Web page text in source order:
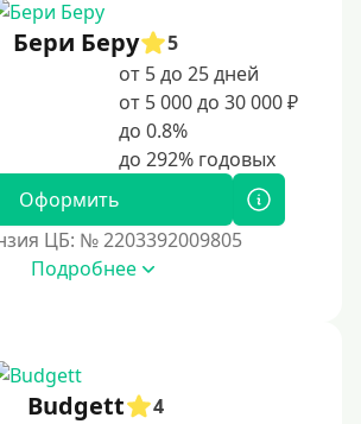
Бери Беру
5
от 5 до 25 дней
от 5 000 до 30 000 ₽
до 0.8%
Оформить
ЦБ: № 2203392009805
Подробнее
Budgett
4